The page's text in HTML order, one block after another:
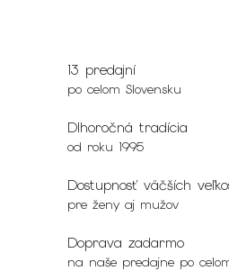
13 predajní
po celom Slovensku
Dlhoročná tradícia
od roku 1995
Dostupnosť väčších
pre ženy aj mužov
Doprava zadarmo
na naše predajne po